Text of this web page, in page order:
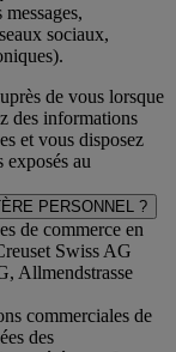
sociaux,
de vous lorsque
des informations
et vous disposez
exposés au
PERSONNEL ?
de commerce en
Swiss AG
Allmendstrasse
commerciales de
des